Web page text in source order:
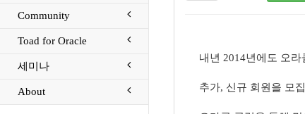
Community
Toad for Oracle
세미나
About
내년 2014년에도 오
추가, 신규 회원을 모